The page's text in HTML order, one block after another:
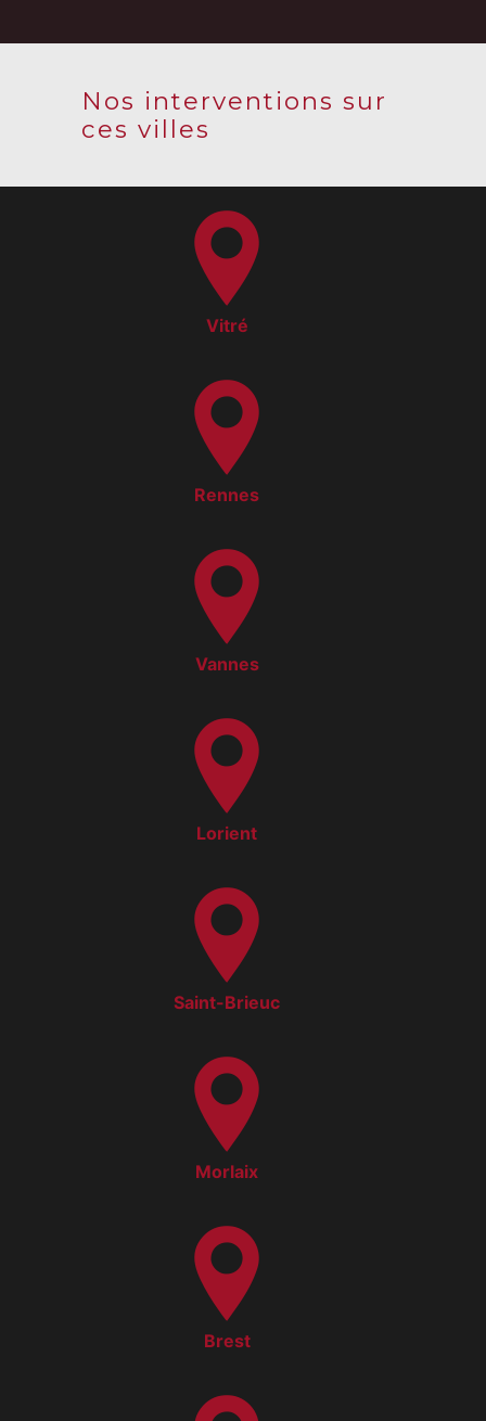
Nos interventions sur
ces villes
Vitré
Rennes
Vannes
Lorient
Saint-Brieuc
Morlaix
Brest